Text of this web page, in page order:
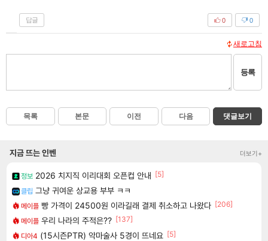
답글 0
0
새로고침
등록
목록 본문 이전 다음 댓글보기
지금 뜨는 인벤 더보기+
정보 2026 치지직 이리대회 오픈컵 안내 [5]
클립 그냥 귀여운 상교용 부부 ㅋㅋ
메이플 빵 가격이 24500원 이라길래 결제 취소하고 나왔다 [206]
메이플 우리 나라의 주적은?? [137]
디아4 (15시즌PTR) 악마술사 5경이 뜨네요 [5]